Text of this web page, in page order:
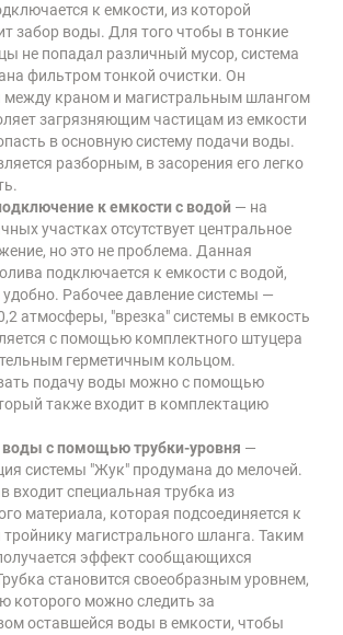
к емкости, из которой
забор воды. Для того чтобы в тонкие
не попадал различный мусор, система
фильтром тонкой очистки. Он
между краном и магистральным шлангом
загрязняющим частицам из емкости
в основную систему подачи воды.
разборным, в засорения его легко
к емкости с водой — на
участках отсутствует центральное
но это не проблема. Данная
подключается к емкости с водой,
удобно. Рабочее давление системы —
атмосферы, "врезка" системы в емкость
с помощью комплектного штуцера
герметичным кольцом.
подачу воды можно с помощью
также входит в комплектацию
воды с помощью трубки-уровня —
системы "Жук" продумана до мелочей.
входит специальная трубка из
материала, которая подсоединяется к
тройнику магистрального шланга. Таким
эффект сообщающихся
становится своеобразным уровнем,
которого можно следить за
оставшейся воды в емкости, чтобы